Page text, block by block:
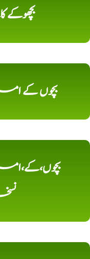
بچھوکے
بچوں کے